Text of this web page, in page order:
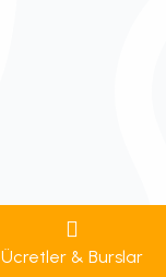
Ücretler & Burslar